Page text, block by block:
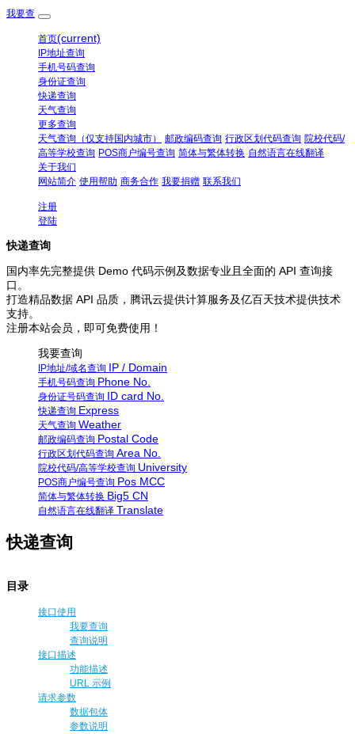
我要查
首页(current)
IP地址查询
手机号码查询
身份证查询
快递查询
天气查询
更多查询
天气查询（仅支持国内城市）
邮政编码查询 行政区划代码查询 院校代码/
高等学校查询 POS商户编号查询 简体与繁体转换 自然语言在线翻译
关于我们
网站简介 使用帮助 商务合作 我要捐赠 联系我们
注册
登陆
快递查询
国内率先完整提供 Demo 代码示例及数据专业且全面的 API 查询接
口。
打造精品数据 API 品质，腾讯云提供计算服务及亿百天技术提供技术
支持。
注册本站会员，即可免费使用！
我要查询
IP地址/域名查询 IP / Domain
手机号码查询 Phone No.
身份证号码查询 ID card No.
快递查询 Express
天气查询 Weather
邮政编码查询 Postal Code
行政区划代码查询 Area No.
院校代码/高等学校查询 University
POS商户编号查询 Pos MCC
简体与繁体转换 Big5 CN
自然语言在线翻译 Translate
快递查询
目录
接口使用
我要查询
查询说明
接口描述
功能描述
URL 示例
请求参数
数据包体
参数说明